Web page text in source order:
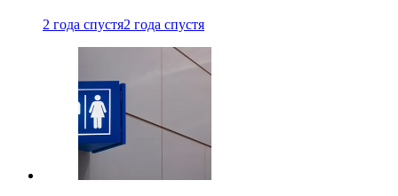
2 года спустя2 года спустя